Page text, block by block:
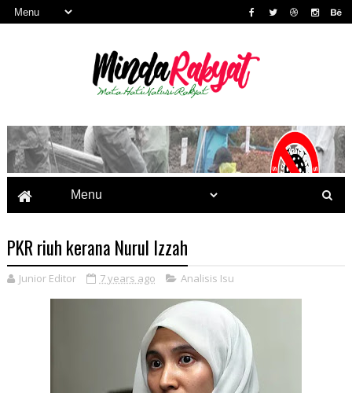
PKR riuh kerana Nurul Izzah
Junior Editor 7 years ago Analisis Isu